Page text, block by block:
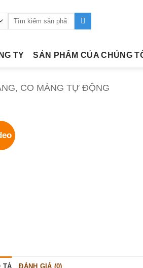
Tìm
TY SẢN PHẨM CỦA CHÚNG
CO MÀNG TỰ ĐỘNG
TẢ ĐÁNH GIÁ (0)